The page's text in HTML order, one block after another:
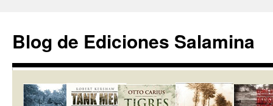
contenido
Blog de Ediciones Salamina